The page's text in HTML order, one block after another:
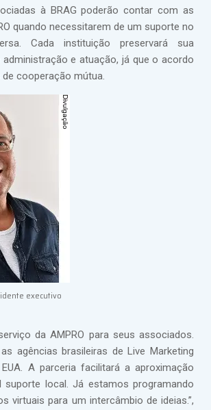
à BRAG poderão contar com as
quando necessitarem de um suporte no
Cada instituição preservará sua
administração e atuação, já que o acordo
cooperação mútua.
executivo
da AMPRO para seus associados.
agências brasileiras de Live Marketing
A parceria facilitará a aproximação
suporte local. Já estamos programando
virtuais para um intercâmbio de ideias.”,